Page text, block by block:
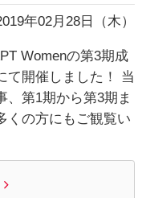
年02月28日（木）
Womenの第3期成
て開催しました！ 当
、第1期から第3期ま
くの方にもご観覧い